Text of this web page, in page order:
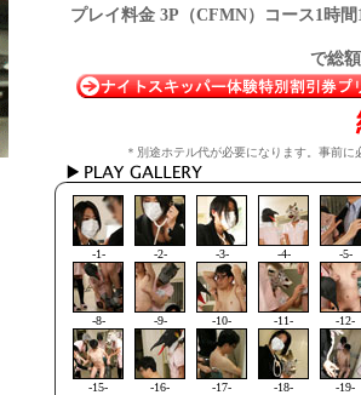
プレイ料金 3P（CFMN）コース1時間
で総
＊別途ホテル代が必要になります。事前
-1- -2- -3- -4- -5-
-8- -9- -10- -11- -12-
-15- -16- -17- -18- -19-